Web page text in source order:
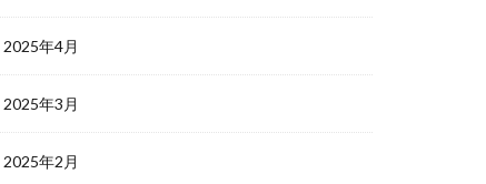
2025年4月
2025年3月
2025年2月